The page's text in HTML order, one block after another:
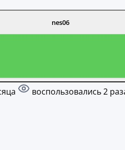
nes06
воспользовались 2